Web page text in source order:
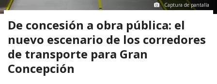
Captura de pantalla
De concesión a obra pública: el
nuevo escenario de los corredores
de transporte para Gran
Concepción